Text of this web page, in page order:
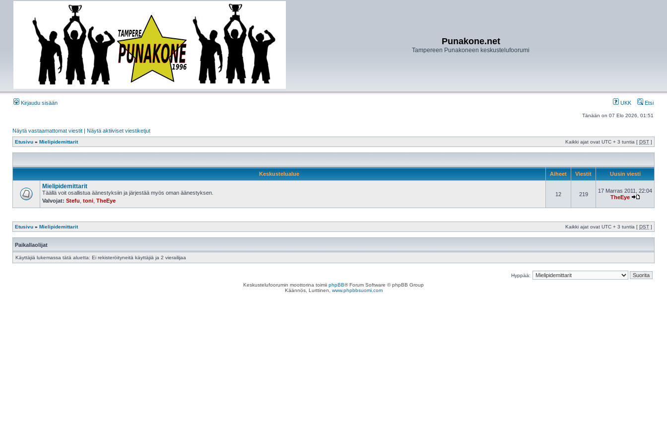
Punakone.net
Tampereen Punakoneen keskustelufoorumi
Kirjaudu sisään UKK Etsi
Tänään on 07 Elo 2026, 01:51
Näytä vastaamattomat viestit | Näytä aktiiviset viestiketjut
Etusivu » Mielipidemittarit Kaikki ajat ovat UTC + 3 tuntia [ DST ]
Keskustelualue Aiheet Viestit Uusin viesti
Mielipidemittarit
Täällä voit osallistua äänestyksiin ja järjestää myös oman äänestyksen.
Valvojat: Stefu toni TheEye
12 219
17 Marras 2011, 22:04
TheEye
Etusivu » Mielipidemittarit Kaikki ajat ovat UTC + 3 tuntia [ DST ]
Paikallaolijat
Käyttäjiä lukemassa tätä aluetta: Ei rekisteröityneitä käyttäjiä ja 2 vierailijaa
Hyppää:
Keskustelufoorumin moottorina toimii phpBB® Forum Software © phpBB Group
Käännös, Lurttinen, www.phpbbsuomi.com